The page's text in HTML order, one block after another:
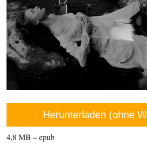
Herunterladen (ohne
4,8 MB – epub